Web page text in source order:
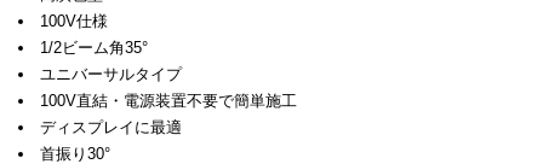
100V仕様
1/2ビーム角35°
ユニバーサルタイプ
100V直結・電源装置不要で簡単施工
ディスプレイに最適
首振り30°